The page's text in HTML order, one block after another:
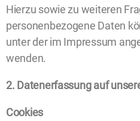
Hierzu sowie zu weiteren
personenbezogene Daten
unter der im Impressum
wenden.
2. Datenerfassung auf
Cookies